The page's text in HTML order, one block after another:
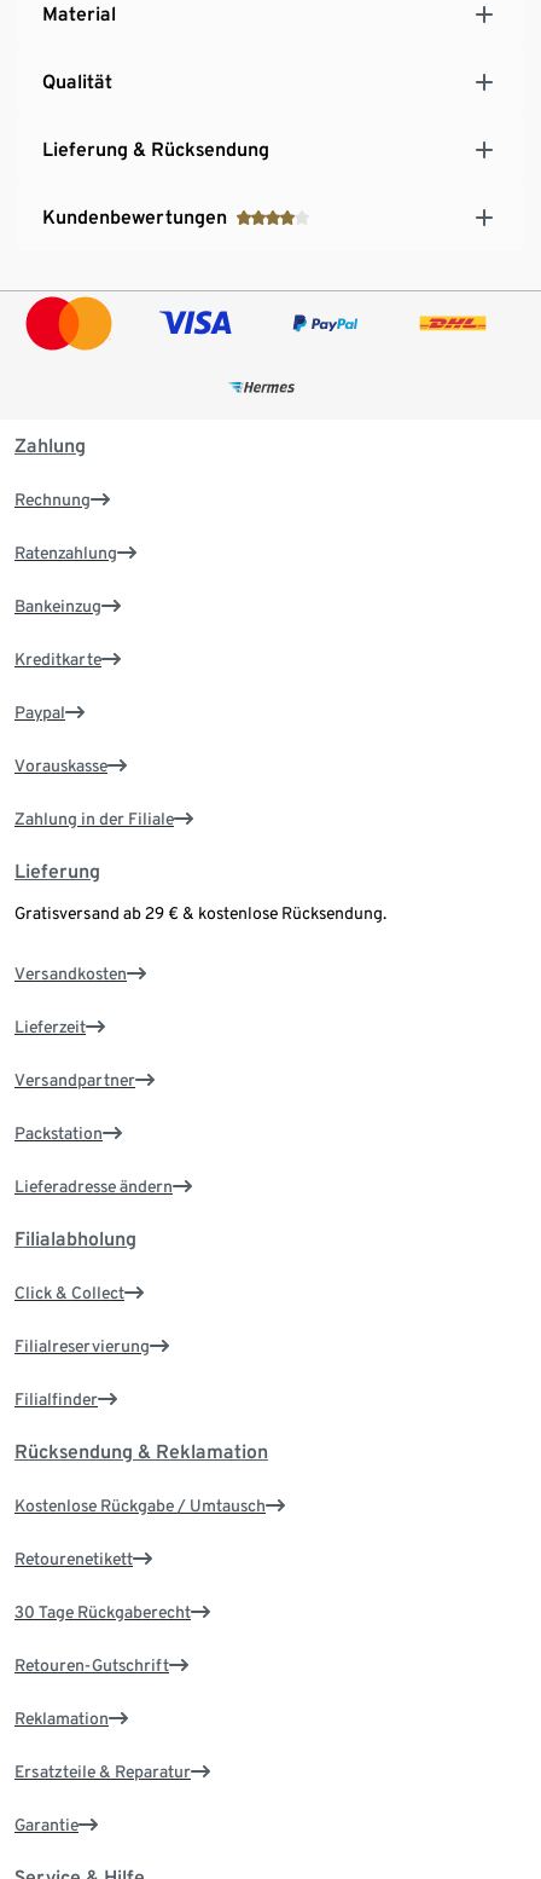
Material
Qualität
Lieferung & Rücksendung
Kundenbewertungen
Zahlung
Rechnung
Ratenzahlung
Bankeinzug
Kreditkarte
Paypal
Vorauskasse
Zahlung in der Filiale
Lieferung
Gratisversand ab 29 € & kostenlose Rücksendung.
Versandkosten
Lieferzeit
Versandpartner
Packstation
Lieferadresse ändern
Filialabholung
Click & Collect
Filialreservierung
Filialfinder
Rücksendung & Reklamation
Kostenlose Rückgabe / Umtausch
Retourenetikett
30 Tage Rückgaberecht
Retouren-Gutschrift
Reklamation
Ersatzteile & Reparatur
Garantie